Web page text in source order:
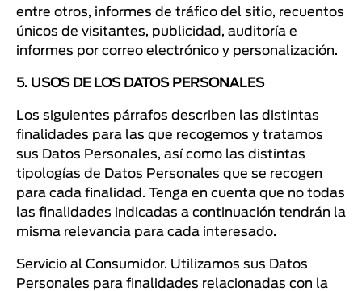
entre otros, informes de tráfico del sitio, recuentos
únicos de visitantes, publicidad, auditoría e
informes por correo electrónico y personalización.
5. USOS DE LOS DATOS PERSONALES
Los siguientes párrafos describen las distintas
finalidades para las que recogemos y tratamos
sus Datos Personales, así como las distintas
tipologías de Datos Personales que se recogen
para cada finalidad. Tenga en cuenta que no todas
las finalidades indicadas a continuación tendrán la
misma relevancia para cada interesado.
Servicio al Consumidor. Utilizamos sus Datos
Personales para finalidades relacionadas con la